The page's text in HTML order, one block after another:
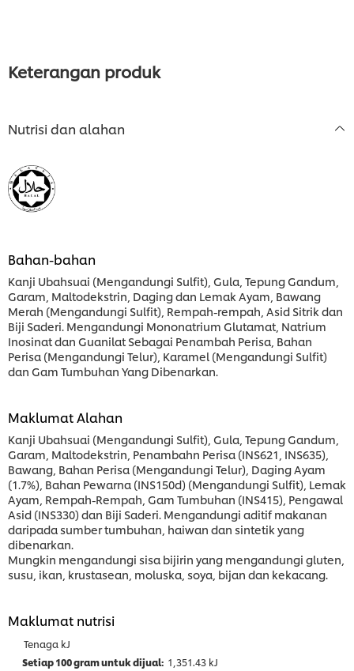
Keterangan produk
Nutrisi dan alahan
Bahan-bahan
Kanji Ubahsuai (Mengandungi Sulfit), Gula, Tepung Gandum,
Garam, Maltodekstrin, Daging dan Lemak Ayam, Bawang
Merah (Mengandungi Sulfit), Rempah-rempah, Asid Sitrik dan
Biji Saderi. Mengandungi Mononatrium Glutamat, Natrium
Inosinat dan Guanilat Sebagai Penambah Perisa, Bahan
Perisa (Mengandungi Telur), Karamel (Mengandungi Sulfit)
dan Gam Tumbuhan Yang Dibenarkan.
Maklumat Alahan
Kanji Ubahsuai (Mengandungi Sulfit), Gula, Tepung Gandum,
Garam, Maltodekstrin, Penambahn Perisa (INS621, INS635),
Bawang, Bahan Perisa (Mengandungi Telur), Daging Ayam
(1.7%), Bahan Pewarna (INS150d) (Mengandungi Sulfit), Lemak
Ayam, Rempah-Rempah, Gam Tumbuhan (INS415), Pengawal
Asid (INS330) dan Biji Saderi. Mengandungi aditif makanan
daripada sumber tumbuhan, haiwan dan sintetik yang
dibenarkan.
Mungkin mengandungi sisa bijirin yang mengandungi gluten,
susu, ikan, krustasean, moluska, soya, bijan dan kekacang.
Maklumat nutrisi
Tenaga kJ
1,351.43 kJ